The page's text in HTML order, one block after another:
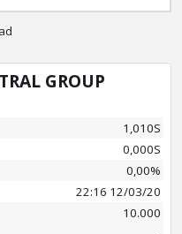
GROUP
1,010S
0,000S
0,00%
22:16 12/03/20
10.000